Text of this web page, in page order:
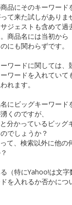
品にそのキーワード
て来た試しがありま
ジェストも含めて過
商品名には当初から
にも関わらずです。
ワードに関しては、
ワードを入れていて
れます。
にビッグキーワード
くのですが、
分かっているビッグ
でしょうか？
て、検索以外に他の
（特にYahoo!は文字
を入れるか否かにつ